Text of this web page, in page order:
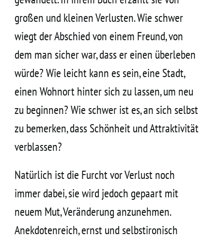
großen und kleinen Verlusten. Wie schwer
wiegt der Abschied von einem Freund, von
dem man sicher war, dass er einen überleben
würde? Wie leicht kann es sein, eine Stadt,
einen Wohnort hinter sich zu lassen, um neu
zu beginnen? Wie schwer ist es, an sich selbst
zu bemerken, dass Schönheit und Attraktivität
verblassen?
Natürlich ist die Furcht vor Verlust noch
immer dabei, sie wird jedoch gepaart mit
neuem Mut, Veränderung anzunehmen.
Anekdotenreich, ernst und selbstironisch